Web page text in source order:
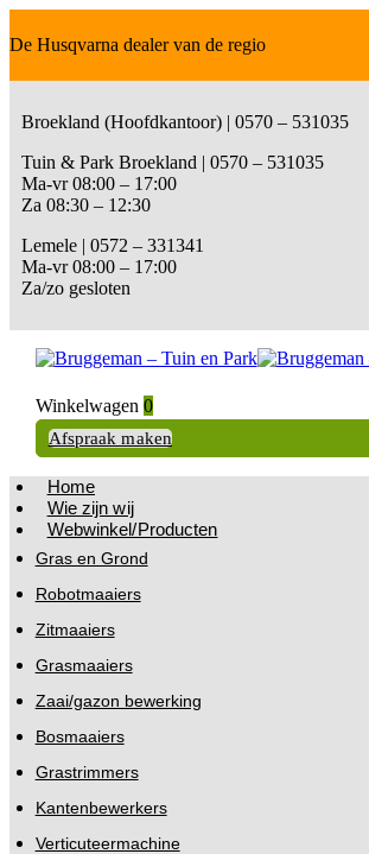
De Husqvarna dealer van de regio
Broekland (Hoofdkantoor) | 0570 – 531035
Tuin & Park Broekland | 0570 – 531035
Ma-vr 08:00 – 17:00
Za 08:30 – 12:30
Lemele | 0572 – 331341
Ma-vr 08:00 – 17:00
Za/zo gesloten
Winkelwagen 0
Afspraak maken
Home
Wie zijn wij
Webwinkel/Producten
Gras en Grond
Robotmaaiers
Zitmaaiers
Grasmaaiers
Zaai/gazon bewerking
Bosmaaiers
Grastrimmers
Kantenbewerkers
Verticuteermachine